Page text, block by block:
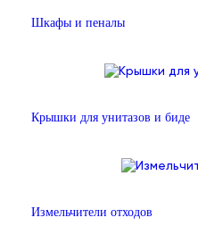
Шкафы и пеналы
Крышки для унитазов и биде
Измельчители отходов